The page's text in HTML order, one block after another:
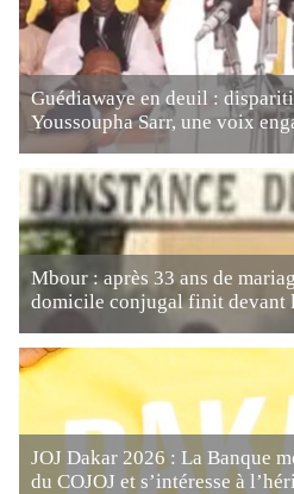
Guédiawaye en deuil :
Youssoupha Sarr, une voix
Mbour : après 33 ans de
domicile conjugal finit devant
JOJ Dakar 2026 : La Banque
du COJOJ et s’intéresse à